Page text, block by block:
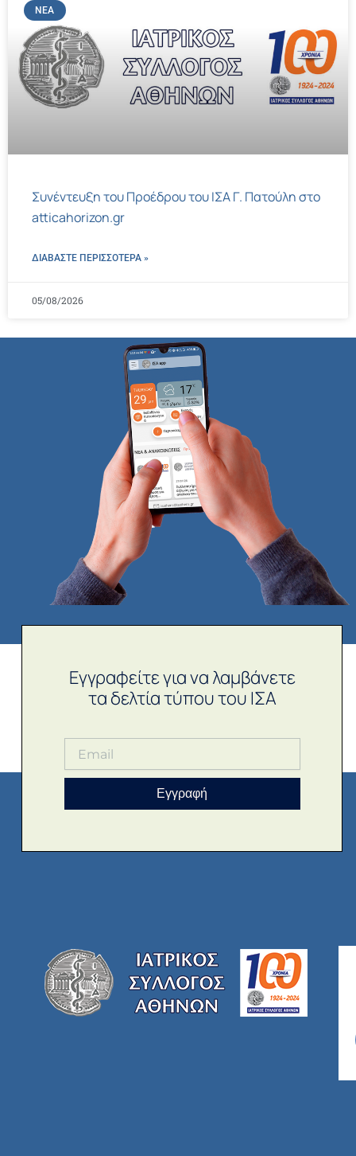
ΝΈΑ
Συνέντευξη του Προέδρου του ΙΣΑ Γ. Πατούλη στο
atticahorizon.gr
ΔΙΑΒΑΣΤΕ ΠΕΡΙΣΣΌΤΕΡΑ »
05/08/2026
Εγγραφείτε για να λαμβάνετε
τα δελτία τύπου του ΙΣΑ
Εγγραφή